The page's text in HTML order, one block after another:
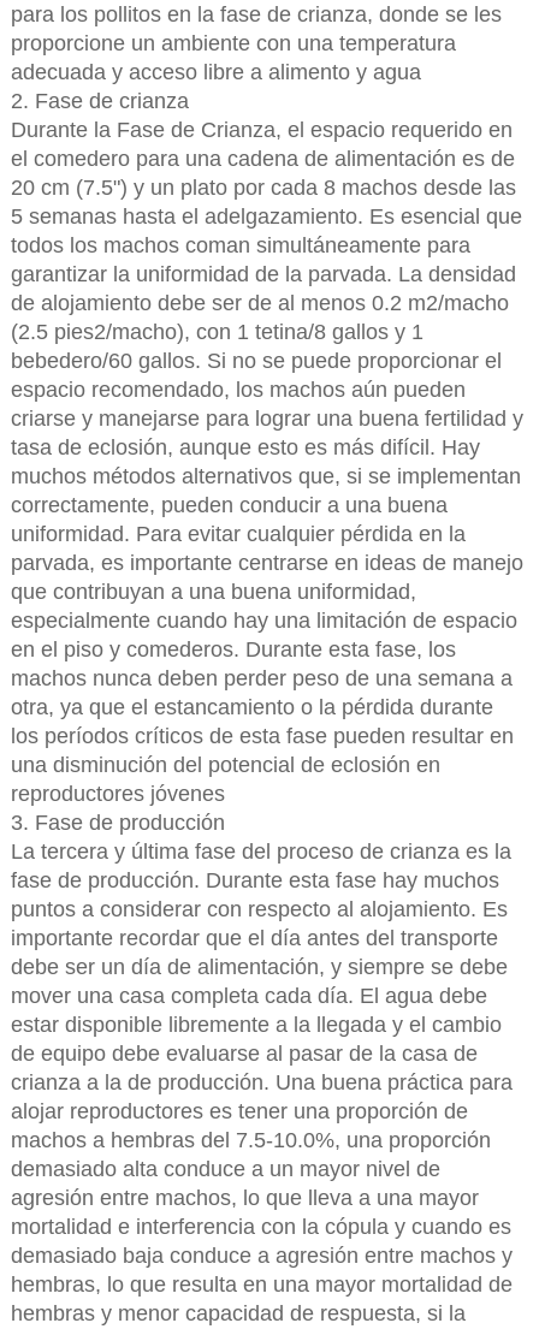
para los pollitos en la fase de crianza, donde se les
proporcione un ambiente con una temperatura
adecuada y acceso libre a alimento y agua
2. Fase de crianza
Durante la Fase de Crianza, el espacio requerido en
el comedero para una cadena de alimentación es de
20 cm (7.5") y un plato por cada 8 machos desde las
5 semanas hasta el adelgazamiento. Es esencial que
todos los machos coman simultáneamente para
garantizar la uniformidad de la parvada. La densidad
de alojamiento debe ser de al menos 0.2 m2/macho
(2.5 pies2/macho), con 1 tetina/8 gallos y 1
bebedero/60 gallos. Si no se puede proporcionar el
espacio recomendado, los machos aún pueden
criarse y manejarse para lograr una buena fertilidad y
tasa de eclosión, aunque esto es más difícil. Hay
muchos métodos alternativos que, si se implementan
correctamente, pueden conducir a una buena
uniformidad. Para evitar cualquier pérdida en la
parvada, es importante centrarse en ideas de manejo
que contribuyan a una buena uniformidad,
especialmente cuando hay una limitación de espacio
en el piso y comederos. Durante esta fase, los
machos nunca deben perder peso de una semana a
otra, ya que el estancamiento o la pérdida durante
los períodos críticos de esta fase pueden resultar en
una disminución del potencial de eclosión en
reproductores jóvenes
3. Fase de producción
La tercera y última fase del proceso de crianza es la
fase de producción. Durante esta fase hay muchos
puntos a considerar con respecto al alojamiento. Es
importante recordar que el día antes del transporte
debe ser un día de alimentación, y siempre se debe
mover una casa completa cada día. El agua debe
estar disponible libremente a la llegada y el cambio
de equipo debe evaluarse al pasar de la casa de
crianza a la de producción. Una buena práctica para
alojar reproductores es tener una proporción de
machos a hembras del 7.5-10.0%, una proporción
demasiado alta conduce a un mayor nivel de
agresión entre machos, lo que lleva a una mayor
mortalidad e interferencia con la cópula y cuando es
demasiado baja conduce a agresión entre machos y
hembras, lo que resulta en una mayor mortalidad de
hembras y menor capacidad de respuesta, si la